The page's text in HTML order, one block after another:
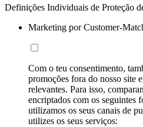
Definições Individuais de Proteção
Marketing por Customer-
Com o teu consentimento,
promoções fora do nosso site
relevantes. Para isso,
encriptados com os seguintes
utilizamos os seus canais de
utilizes os seus serviços: